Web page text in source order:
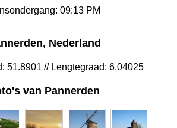
09:13 PM
Nederland
51.8901 // Lengtegraad: 6.04025
van Pannerden